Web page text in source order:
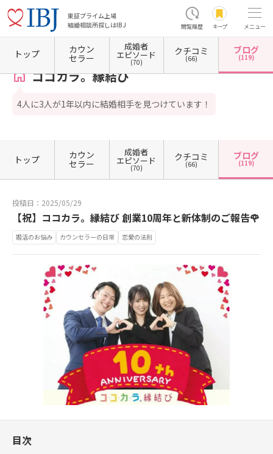
東証プライム上場
結婚相談所探しはIBJ
閲覧履歴 キープ メニュー
ホーム 石川県の結婚相談所 石川県金沢市 ココカラ。縁結び カウンセラーブログ一覧
ココカラ。縁結び
4人に3人が1年以内に結婚相手を見つけています！
トップ カウン
セラー
成婚者
エピソード
(70)
クチコミ
(66)
ブログ
(119)
トップ カウン
セラー
成婚者
エピソード
(70)
クチコミ
(66)
ブログ
(119)
投稿日：2025/05/29
【祝】ココカラ。縁結び 創業10周年と新体制のご報告🌹
婚活のお悩み カウンセラーの日常 恋愛の法則
目次